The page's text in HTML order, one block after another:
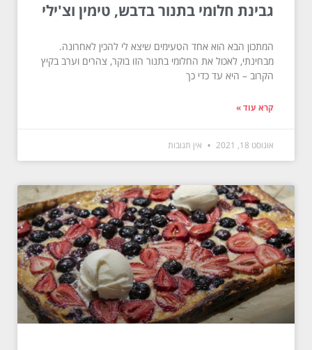
גבינת חלומי בתנור בדבש, טימין וצ'ילי
המתכון הבא הוא אחד הטעימים שיצא לי להכין לאחרונה.
מבחינתי, לאכול את החלומי בתנור הזו בוקר, צהרים וערב בקיץ
הקרוב – היא עד כדי כך
קרא עוד »
אוגוסט 18, 2021 אין תגובות